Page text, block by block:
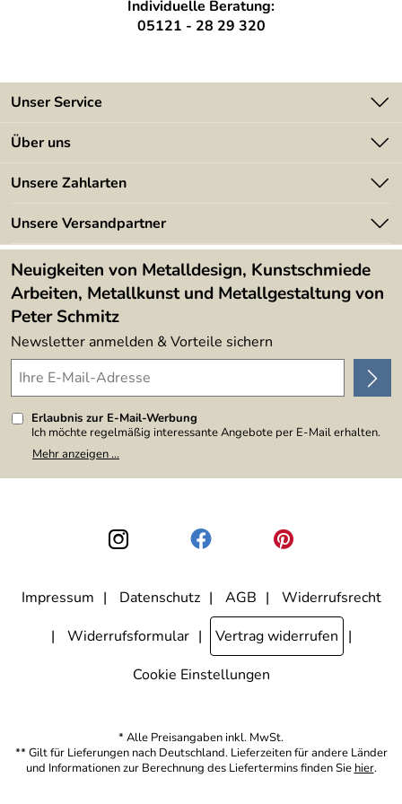
Individuelle Beratung:
05121 - 28 29 320
Unser Service
Kontakt
Kundeninformationen
Newsletter
Lieferbedingungen
Über uns
Angebote
Kundenbewertungen (394)
4,9/5
Unsere Zahlarten
Unsere Versandpartner
Neuigkeiten von Metalldesign, Kunstschmiede
Arbeiten, Metallkunst und Metallgestaltung von
Peter Schmitz
Newsletter anmelden & Vorteile sichern
Erlaubnis zur E-Mail-Werbung
Ich möchte regelmäßig interessante Angebote per E-Mail erhalten.
Meine E-Mail-Adresse wird nicht an andere Unternehmen
weitergegeben. Zu statistischen Zwecken wird in anonymer Form
den Link "Abmelden" am Ende des Newsletters anklicke. Die
Datenschutzerklärung
habe ich zur Kenntnis genommen.
Mehr anzeigen ...
Impressum Datenschutz AGB
Widerrufsrecht
Widerrufsformular
Vertrag widerrufen
Cookie Einstellungen
* Alle Preisangaben inkl. MwSt.
** Gilt für Lieferungen nach Deutschland. Lieferzeiten für andere Länder
und Informationen zur Berechnung des Liefertermins finden Sie hier.